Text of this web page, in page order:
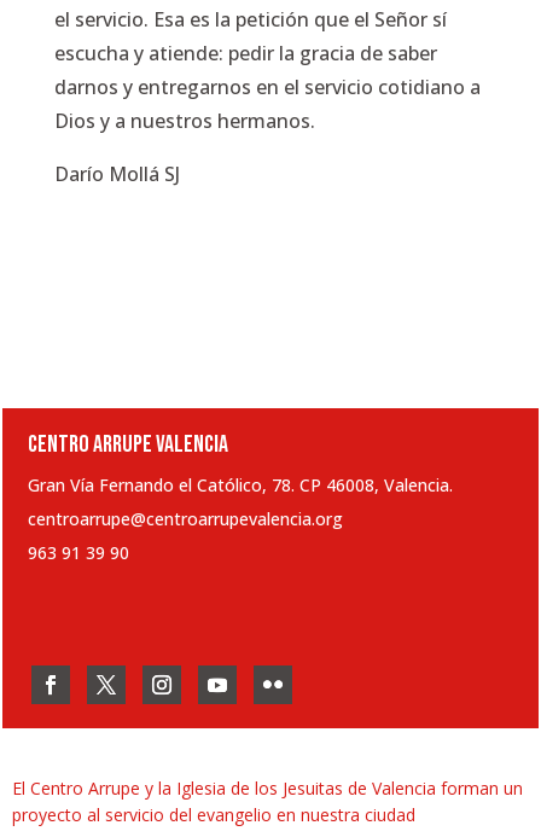
el servicio. Esa es la petición que el Señor sí
escucha y atiende: pedir la gracia de saber
darnos y entregarnos en el servicio cotidiano a
Dios y a nuestros hermanos.
Darío Mollá SJ
CENTRO ARRUPE VALENCIA
Gran Vía Fernando el Católico, 78. CP 46008, Valencia.
centroarrupe@centroarrupevalencia.org
963 91 39 90
El Centro Arrupe y la Iglesia de los Jesuitas de Valencia forman un
proyecto al servicio del evangelio en nuestra ciudad